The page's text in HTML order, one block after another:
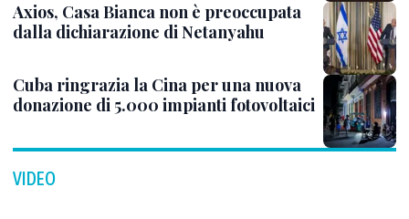
Axios, Casa Bianca non è preoccupata
dalla dichiarazione di Netanyahu
Cuba ringrazia la Cina per una nuova
donazione di 5.000 impianti fotovoltaici
VIDEO